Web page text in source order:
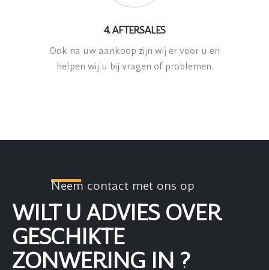
4. AFTERSALES
Ook na uw aankoop zijn wij er voor u en
helpen wij u bij vragen of problemen.
Neem contact met ons op
WILT U ADVIES OVER
GESCHIKTE
ZONWERING IN ?